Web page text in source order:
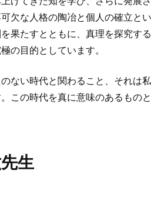
欠な人格の陶冶と個人の確立と
果たすとともに、真理を探究す
の目的としています。
ない時代と関わること、それは
この時代を真に意味のあるもの
生